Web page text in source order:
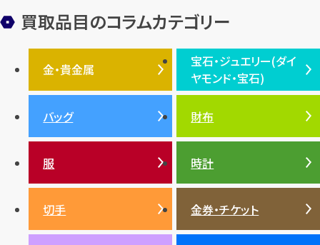
装飾品 オメガ シュプリーム ウブロ
エルメス ダイヤモンド ルイ・ヴィトン 豆知識 カルティエ
投資 金地金 金価格・相場 グッチ 買取 プラダ
ティファニー
金貨 ブルガリ
バッグ
アメジスト
バレンシアガ
ルビー 陶磁器・ガラス ブレゲ SDGs
買取品目のコラムカテゴリー
金・貴金属
金・貴金属TOP
プラチナ
銀・シルバー
宝石・ジュエリー(ダイ
ヤモンド・宝石)
宝石・ジュエリー(ダイヤモ
ンド・宝石)TOP
ダイヤモンド
エメラルド
ルビー
サファイア
バッグ 財布
服 時計
切手 金券・チケット